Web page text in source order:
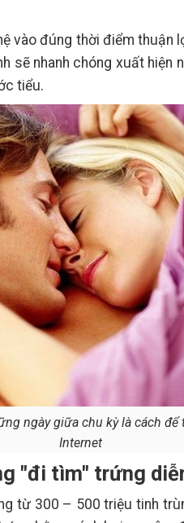
vào đúng thời điểm thuận
sẽ nhanh chóng xuất hiện
tiểu.
ngày giữa chu kỳ là cách
Internet
"đi tìm" trứng
từ 300 – 500 triệu tinh